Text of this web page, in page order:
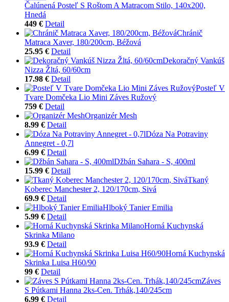
Čalúnená Posteľ S Roštom A Matracom Stilo, 140x200,
Hnedá
449 € Detail
Chránič
Matraca Xaver, 180/200cm, Béžová
25.95 € Detail
Dekoračný Vankúš
Nizza Žltá, 60/60cm
17.98 € Detail
Posteľ V
Tvare Domčeka Lio Mini Záves Ružový
759 € Detail
Organizér Mesh
8.99 € Detail
Dóza Na Potraviny
Annegret - 0,7l
6.99 € Detail
Džbán Sahara - S, 400ml
15.99 € Detail
Tkaný
Koberec Manchester 2, 120/170cm, Sivá
69.9 € Detail
Hlboký Tanier Emilia
5.99 € Detail
Horná Kuchynská
Skrinka Milano
93.9 € Detail
Horná Kuchynská
Skrinka Luisa H60/90
99 € Detail
Záves
S Pútkami Hanna 2ks-Cen. Trhák,140/245cm
6.99 € Detail